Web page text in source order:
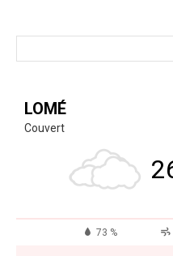
LOMÉ
Couvert
73 %